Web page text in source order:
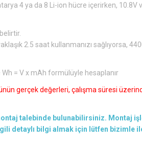
4 ya da 8 Li-ion hücre içerirken, 10.8V
belirtir.
2.5 saat kullanmanızı sağlıyorsa,
Wh = V x mAh formülüyle hesaplanır
gerçek değerleri, çalışma süresi
talebinde bulunabilirsiniz. Montaj
detaylı bilgi almak için lütfen bizimle